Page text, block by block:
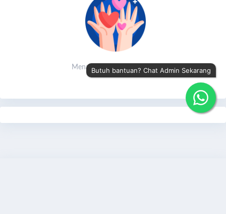
Menanti doa-doa orang baik
Butuh bantuan? Chat Admin Sekarang